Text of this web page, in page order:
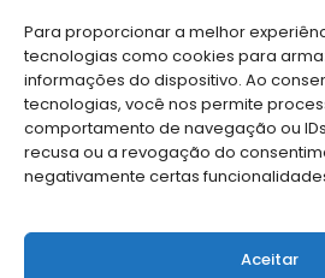
Para proporcionar a melhor
tecnologias como cookies para
informações do dispositivo. Ao
tecnologias, você nos permite
comportamento de navegação ou
recusa ou a revogação do
negativamente certas
Aceitar
SERVIÇOS
FILIADAS
FALE